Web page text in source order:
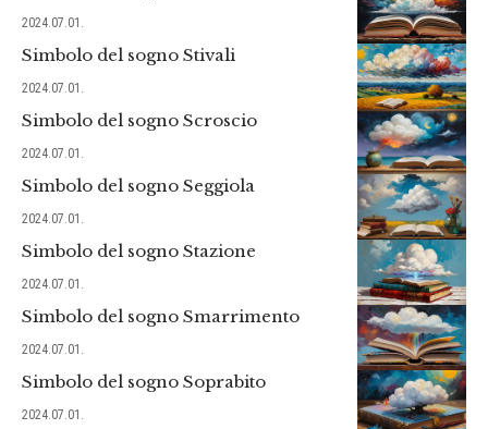
2024.07.01.
Simbolo del sogno Stivali
2024.07.01.
Simbolo del sogno Scroscio
2024.07.01.
Simbolo del sogno Seggiola
2024.07.01.
Simbolo del sogno Stazione
2024.07.01.
Simbolo del sogno Smarrimento
2024.07.01.
Simbolo del sogno Soprabito
2024.07.01.